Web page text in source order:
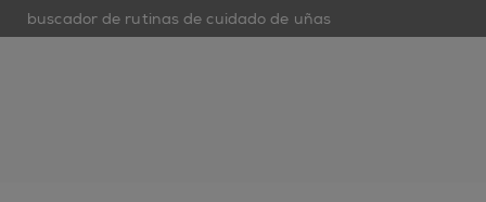
buscador de rutinas de cuidado de uñas